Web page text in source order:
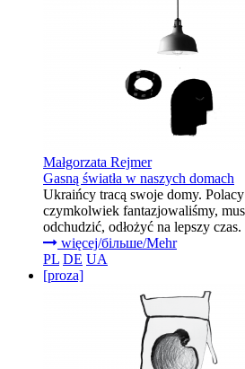
Małgorzata Rejmer
Gasną światła w naszych domach
Ukraińcy tracą swoje domy.
czymkolwiek fantazjowaliśmy,
odchudzić, odłożyć na lepszy czas.
więcej/більше/Mehr
PL DE UA
[proza]